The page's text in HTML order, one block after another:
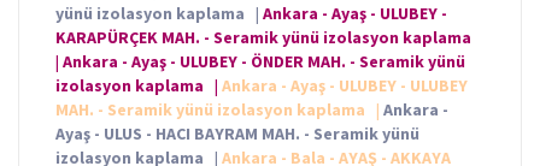
yünü izolasyon kaplama | Ankara - Ayaş - ULUBEY -
KARAPÜRÇEK MAH. - Seramik yünü izolasyon kaplama
| Ankara - Ayaş - ULUBEY - ÖNDER MAH. - Seramik yünü
izolasyon kaplama | Ankara - Ayaş - ULUBEY - ULUBEY
MAH. - Seramik yünü izolasyon kaplama
| Ankara -
Ayaş - ULUS - HACI BAYRAM MAH. - Seramik yünü
izolasyon kaplama | Ankara - Bala - AYAŞ - AKKAYA